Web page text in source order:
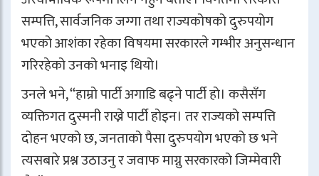
सम्पत्ति, सार्वजनिक जग्गा तथा राज्यकोषको दुरुपयोग
भएको आशंका रहेका विषयमा सरकारले गम्भीर अनुसन्धान
गरिरहेको उनको भनाइ थियो।
उनले भने, “हाम्रो पार्टी अगाडि बढ्ने पार्टी हो। कसैसँग
व्यक्तिगत दुस्मनी राख्ने पार्टी होइन। तर राज्यको सम्पत्ति
दोहन भएको छ, जनताको पैसा दुरुपयोग भएको छ भने
त्यसबारे प्रश्न उठाउनु र जवाफ माग्नु सरकारको जिम्मेवारी